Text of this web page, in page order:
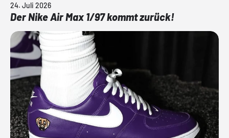
24. Juli 2026
Der Nike Air Max 1/97 kommt zurück!